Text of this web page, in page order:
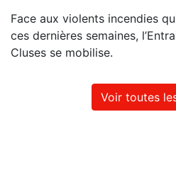
Face aux violents incendies
ces dernières semaines,
Cluses se mobilise.
Voir toutes